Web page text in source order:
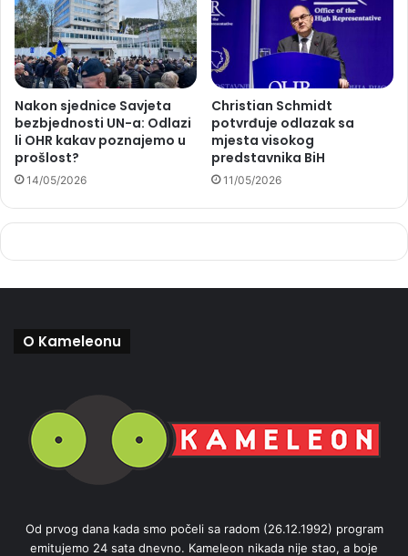
Nakon sjednice Savjeta
bezbjednosti UN-a: Odlazi
li OHR kakav poznajemo u
prošlost?
14/05/2026
Christian Schmidt
potvrđuje odlazak sa
mjesta visokog
predstavnika BiH
11/05/2026
O Kameleonu
Od prvog dana kada smo počeli sa radom (26.12.1992) program
emitujemo 24 sata dnevno. Kameleon nikada nije stao, a boje